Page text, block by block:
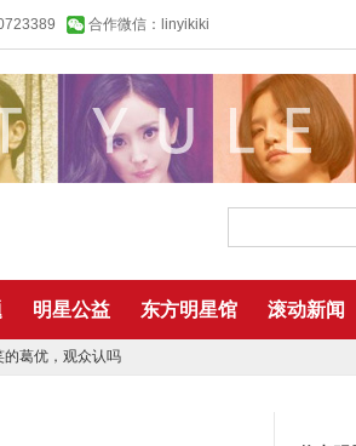
合作微信：linyikiki
明星公益 东方明星馆 滚动新闻
的葛优，观众认吗